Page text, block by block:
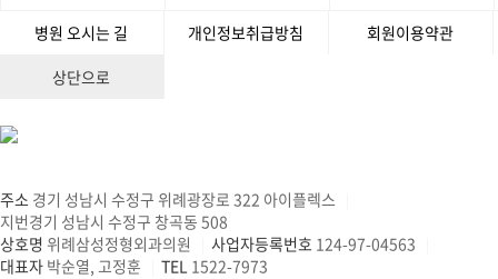
병원 오시는 길
개인정보취급방침
회원이용약관
상단으로
주소 경기 성남시 수정구 위례광장로 322 아이플렉스
지번경기 성남시 수정구 창곡동 508
상호명 위례삼성정형외과의원 사업자등록번호 124-97-04563
대표자 박순열, 고정훈 TEL 1522-7973